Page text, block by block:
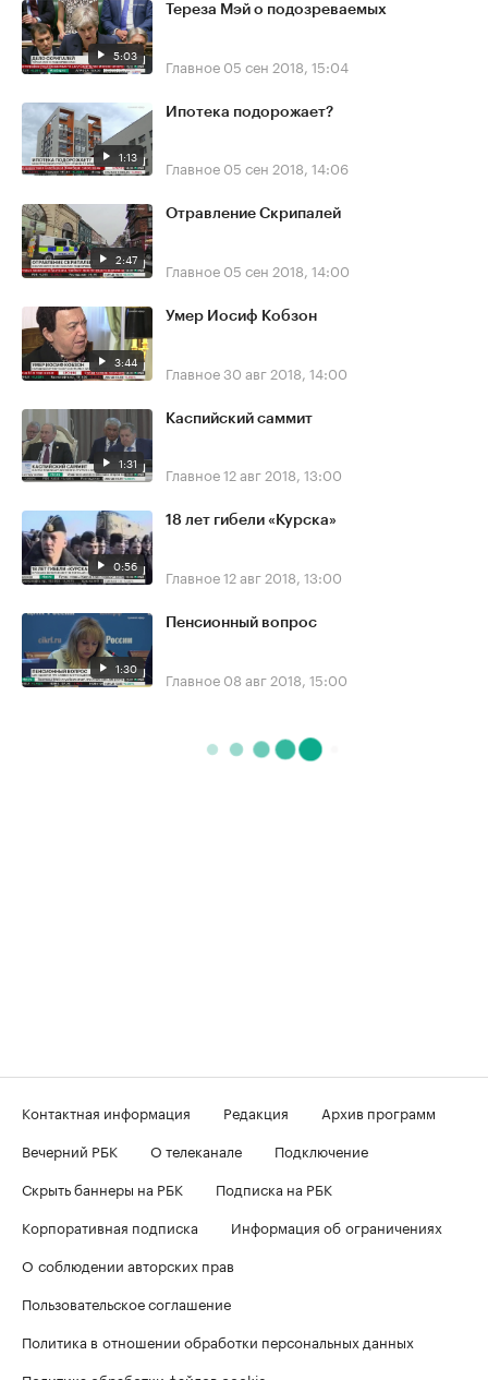
5:03
Тереза Мэй о подозреваемых
Главное 05 сен 2018, 15:04
1:13
Ипотека подорожает?
Главное 05 сен 2018, 14:06
2:47
Отравление Скрипалей
Главное 05 сен 2018, 14:00
3:44
Умер Иосиф Кобзон
Главное30 авг 2018, 14:00
1:31
Каспийский саммит
Главное12 авг 2018, 13:00
0:56
18 лет гибели «Курска»
Главное12 авг 2018, 13:00
1:30
Пенсионный вопрос
Главное 08 авг 2018, 15:00
Контактная информация Редакция
Архив программ
Вечерний РБК
О телеканале
Подключение
Скрыть баннеры на РБК
Подписка на РБК
Корпоративная подписка
Информация об ограничениях
О соблюдении авторских прав
Пользовательское соглашение
Политика в отношении обработки персональных данных